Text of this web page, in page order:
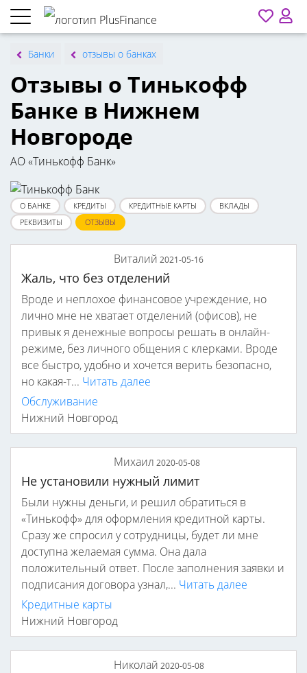
Банки отзывы о банках
Отзывы о Тинькофф
Банке в Нижнем
Новгороде
АО «Тинькофф Банк»
О БАНКЕ КРЕДИТЫ КРЕДИТНЫЕ КАРТЫ
ВКЛАДЫ
РЕКВИЗИТЫ
ОТЗЫВЫ
Виталий 2021-05-16
Жаль, что без отделений
Вроде и неплохое финансовое учреждение, но
лично мне не хватает отделений (офисов), не
привык я денежные вопросы решать в онлайн-
режиме, без личного общения с клерками. Вроде
все быстро, удобно и хочется верить безопасно,
но какая-т... Читать далее
Обслуживание
Нижний Новгород
Михаил 2020-05-08
Не установили нужный лимит
Были нужны деньги, и решил обратиться в
«Тинькофф» для оформления кредитной карты.
Сразу же спросил у сотрудницы, будет ли мне
доступна желаемая сумма. Она дала
положительный ответ. После заполнения заявки и
подписания договора узнал,... Читать далее
Кредитные карты
Нижний Новгород
Николай 2020-05-08